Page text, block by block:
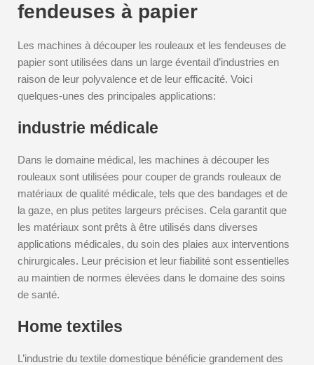
fendeuses à papier
Les machines à découper les rouleaux et les fendeuses de
papier sont utilisées dans un large éventail d’industries en
raison de leur polyvalence et de leur efficacité. Voici
quelques-unes des principales applications:
industrie médicale
Dans le domaine médical, les machines à découper les
rouleaux sont utilisées pour couper de grands rouleaux de
matériaux de qualité médicale, tels que des bandages et de
la gaze, en plus petites largeurs précises. Cela garantit que
les matériaux sont prêts à être utilisés dans diverses
applications médicales, du soin des plaies aux interventions
chirurgicales. Leur précision et leur fiabilité sont essentielles
au maintien de normes élevées dans le domaine des soins
de santé.
Home textiles
L’industrie du textile domestique bénéficie grandement des